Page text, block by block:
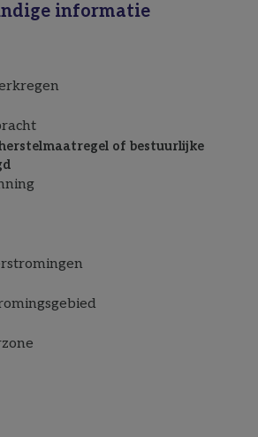
informatie
of bestuurlijke